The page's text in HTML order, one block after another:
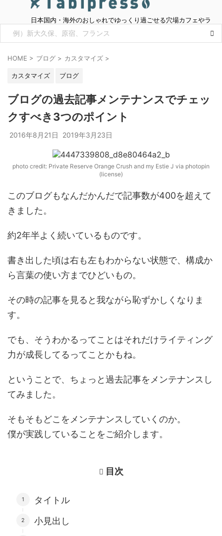
日本国内・海外のおしゃれでゆっくり過ごせる穴場カフェやラ
HOME > ブログ > カスタマイズ >
カスタマイズ ブログ
ブログの過去記事メンテナンスでチェッ
クすべき3つのポイント
2016年8月21日 2019年3月23日
photo credit: Private Reserve Orange Crush and my Estie J via photopin
(license)
このブログもなんだかんだで記事数が400を超えて
きました。
約2年半よく続いているものです。
書き出した頃は右も左もわからない状態で、構成か
ら言葉の使い方までひどいもの。
その時の記事を見ると我ながら恥ずかしくなりま
す。
でも、そうわかるってことはそれだけライティング
力が成長してるってことかもね。
ということで、ちょっと過去記事をメンテナンスし
てみました。
そもそもどこをメンテナンスしていくのか。
僕が実践していることをご紹介します。
目次
タイトル
小見出し